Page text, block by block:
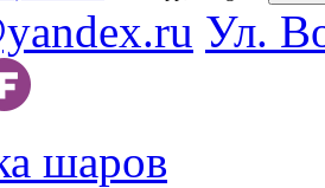
Ул.
шаров